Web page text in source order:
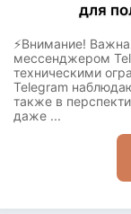
для
⚡️Внимание!
мессенджером
техническими
Telegram
также в
даже ...